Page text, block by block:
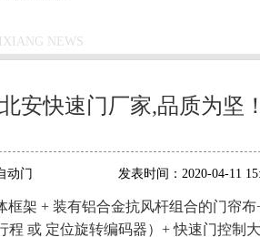
NEWS
北安快速门厂家,品质为坚
动门 发表时间： 2020-04-11
框架 + 装有铝合金抗风杆组合的门帘
程 或 定位旋转编码器）+ 快速门控制